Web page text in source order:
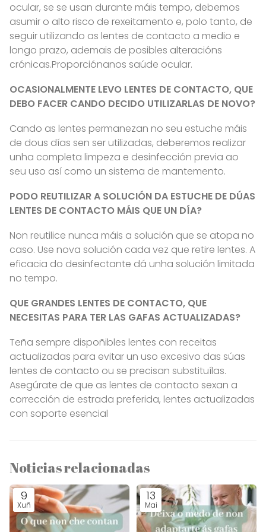
ocular, se se usan durante máis tempo, debemos
asumir o alto risco de rexeitamento e, polo tanto, de
seguir utilizando as lentes de contacto a medio e
longo prazo, ademais de posibles alteracións
crónicas.Proporciónanos saúde ocular.
OCASIONALMENTE LEVO LENTES DE CONTACTO, QUE
DEBO FACER CANDO DECIDO UTILIZARLAS DE NOVO?
Cando as lentes permanezan no seu estuche máis
de dous días sen ser utilizadas, deberemos realizar
unha completa limpeza e desinfección previa ao
seu uso así como un sistema de mantemento.
PODO REUTILIZAR A SOLUCIÓN DA ESTUCHE DE DÚAS
LENTES DE CONTACTO MÁIS QUE UN DÍA?
Non reutilice nunca máis a solución que se atopa no
caso. Use nova solución cada vez que retire lentes. A
eficacia do desinfectante dá unha solución limitada
no tempo.
QUE GRANDES LENTES DE CONTACTO, QUE
NECESITAS PARA TER LAS GAFAS ACTUALIZADAS?
Teña sempre dispoñibles lentes con receitas
actualizadas para evitar un uso excesivo das súas
lentes de contacto ou se precisan substituílas.
Asegúrate de que as lentes de contacto sexan a
corrección de estrada preferida, lentes actualizadas
con soporte esencial
Noticias relacionadas
9
Xuñ
13
Mai